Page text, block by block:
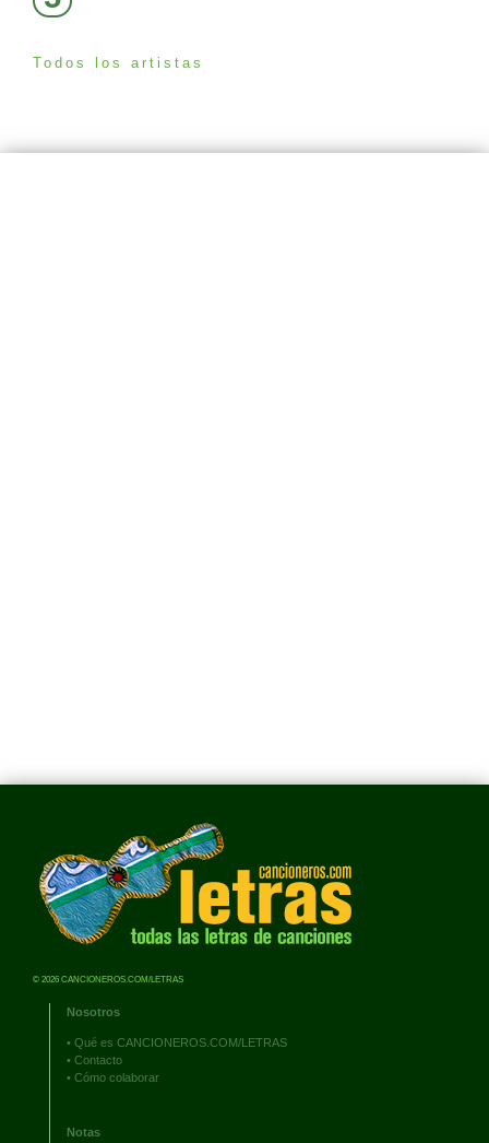
Todos los artistas
© 2026 CANCIONEROS.COM/LETRAS
Nosotros
• Qué es CANCIONEROS.COM/LETRAS
• Contacto
• Cómo colaborar
Notas